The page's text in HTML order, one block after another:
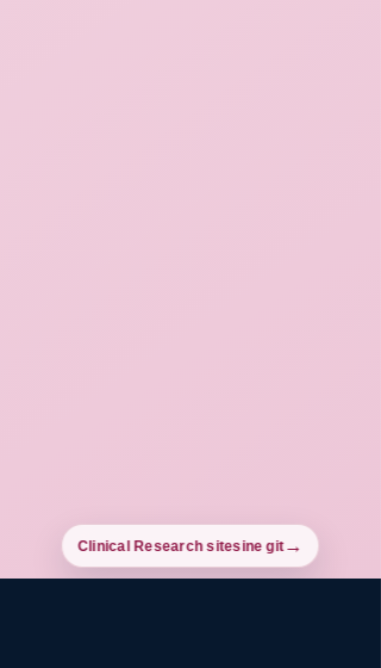
Clinical Research sitesine git